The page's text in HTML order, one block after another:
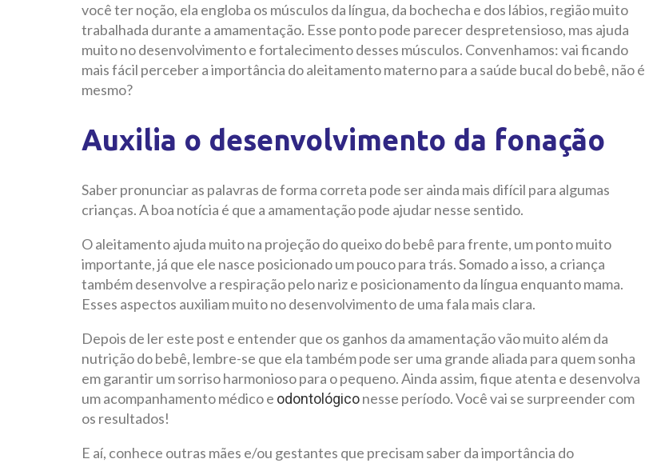
você ter noção, ela engloba os músculos da língua, da bochecha e dos lábios, região muito
trabalhada durante a amamentação. Esse ponto pode parecer despretensioso, mas ajuda
muito no desenvolvimento e fortalecimento desses músculos. Convenhamos: vai ficando
mais fácil perceber a importância do aleitamento materno para a saúde bucal do bebê, não é
mesmo?
Auxilia o desenvolvimento da fonação
Saber pronunciar as palavras de forma correta pode ser ainda mais difícil para algumas
crianças. A boa notícia é que a amamentação pode ajudar nesse sentido.
O aleitamento ajuda muito na projeção do queixo do bebê para frente, um ponto muito
importante, já que ele nasce posicionado um pouco para trás. Somado a isso, a criança
também desenvolve a respiração pelo nariz e posicionamento da língua enquanto mama.
Esses aspectos auxiliam muito no desenvolvimento de uma fala mais clara.
Depois de ler este post e entender que os ganhos da amamentação vão muito além da
nutrição do bebê, lembre-se que ela também pode ser uma grande aliada para quem sonha
em garantir um sorriso harmonioso para o pequeno. Ainda assim, fique atenta e desenvolva
um acompanhamento médico e odontológiconesse período. Você vai se surpreender com
os resultados!
E aí, conhece outras mães e/ou gestantes que precisam saber da importância do